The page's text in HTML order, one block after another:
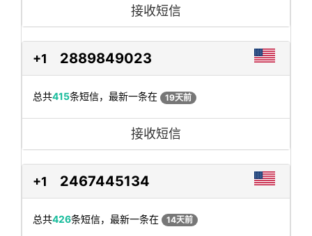
接收短信
+1 2889849023
总共415条短信，最新一条在 19天前
接收短信
+1 2467445134
总共426条短信，最新一条在 14天前